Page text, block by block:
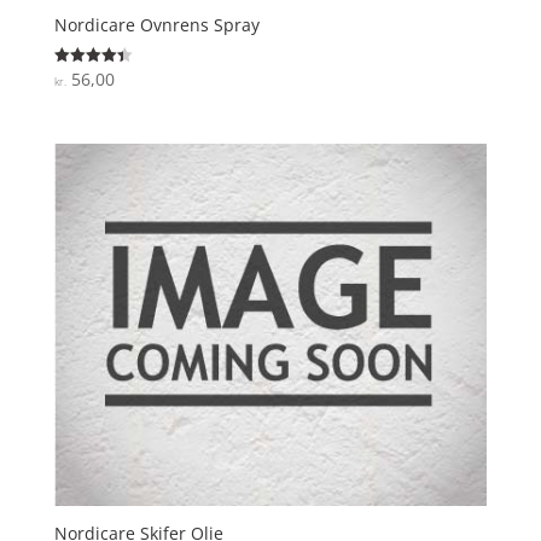
Nordicare Ovnrens Spray
Vurderet
4.4
kr.56,00
Nordicare Skifer Olie